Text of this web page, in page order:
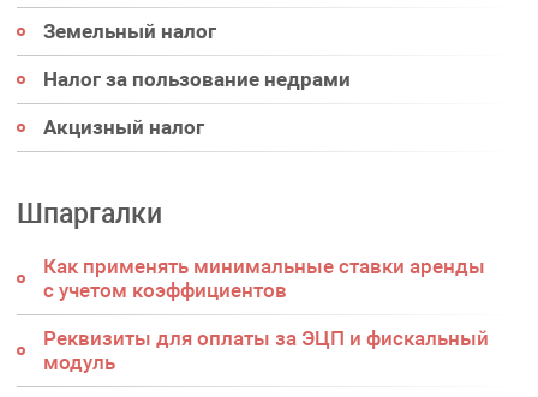
Земельный налог
Налог за пользование недрами
Акцизный налог
Шпаргалки
Как применять минимальные ставки аренды
с учетом коэффициентов
Реквизиты для оплаты за ЭЦП и фискальный
модуль